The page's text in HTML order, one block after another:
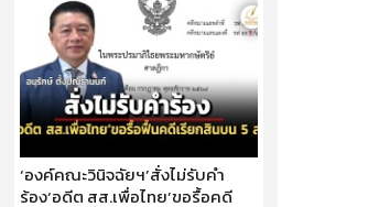
‘องค์คณะวินิจฉัยฯ’สั่งไม่รับคำ
ร้อง‘อดีต สส.เพื่อไทย’ขอรื้อคดี